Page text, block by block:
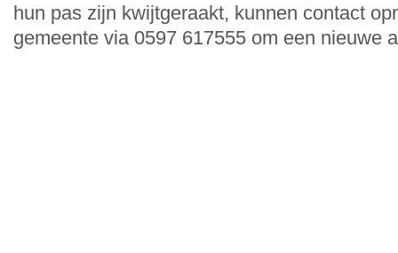
hun pas zijn kwijtgeraakt, kunnen contact
gemeente via 0597 617555 om een nieuwe